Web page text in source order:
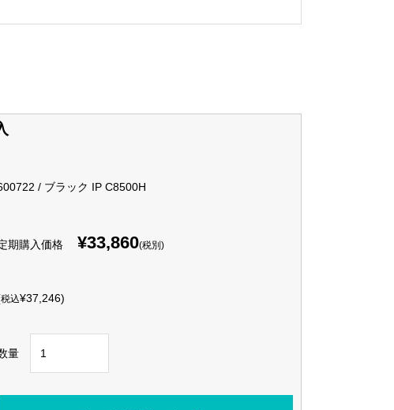
/ ブラック IP C8500H
期購入価格 ¥33,860(税別)
税込¥37,246)
量